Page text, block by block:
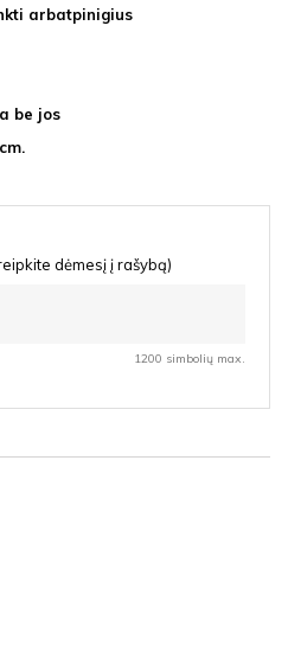
arbatpinigius
be jos
dėmesį į rašybą)
1200 simbolių max.